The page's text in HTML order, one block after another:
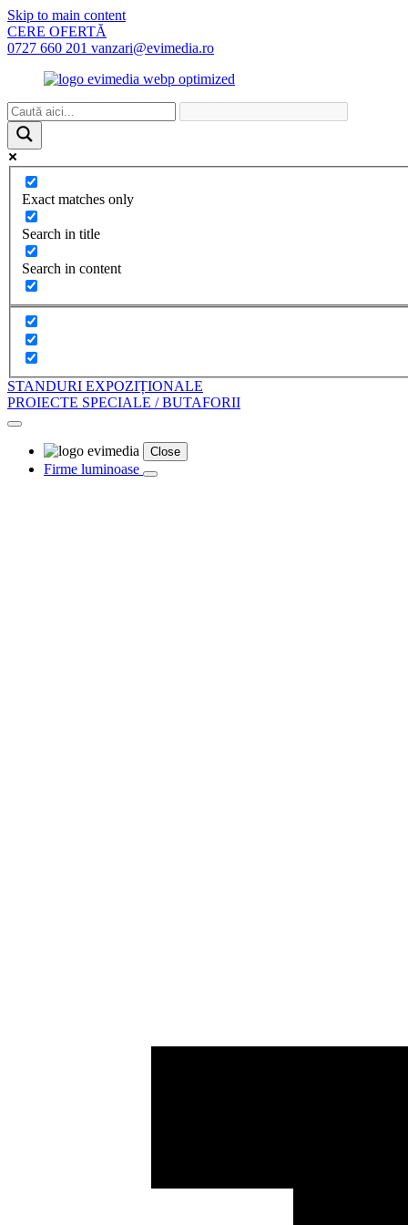
Skip to main content
CERE OFERTĂ
0727 660 201 vanzari@evimedia.ro
Exact matches only
Search in title
Search in content
STANDURI EXPOZIȚIONALE
PROIECTE SPECIALE / BUTAFORII
Close
Firme luminoase